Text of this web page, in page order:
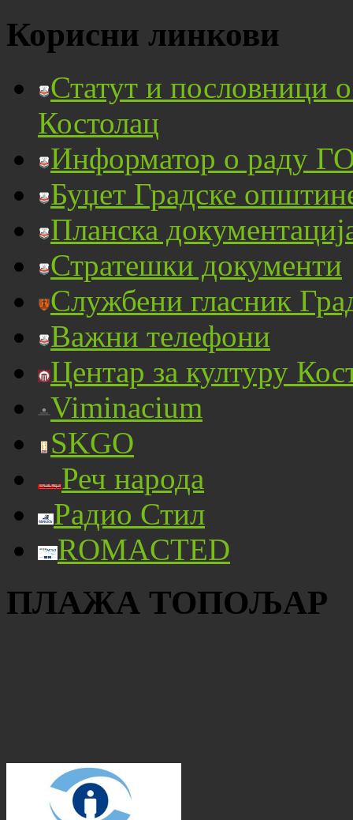
Корисни линкови
Статут и пословници
Костолац
Информатор о раду
Буџет Градске
Планска
Стратешки документи
Службени гласник
Важни телефони
Центар за културу
Viminacium
SKGO
Реч народа
Радио Стил
ROMACTED
ПЛАЖА ТОПОЉАР